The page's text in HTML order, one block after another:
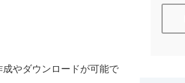
やダウンロードが可能で